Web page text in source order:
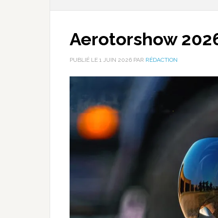
Aerotorshow
PUBLIÉ LE 1 JUIN 2026 PAR RÉDACTION